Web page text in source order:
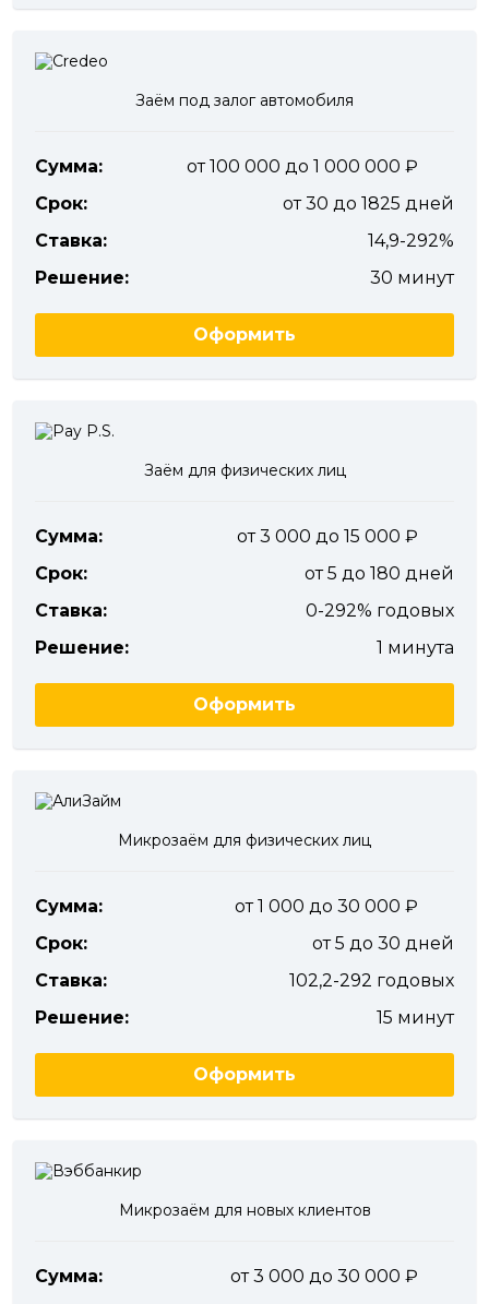
Заём под залог автомобиля
Сумма:
от 100 000 до 1 000 000
Срок:
от 30 до 1825 дней
Ставка:
14,9-292%
Решение:
30 минут
Оформить
Заём для физических лиц
Сумма:
от 3 000 до 15 000
Срок:
от 5 до 180 дней
Ставка:
0-292% годовых
Решение:
1 минута
Оформить
Микрозаём для физических лиц
Сумма:
от 1 000 до 30 000
Срок:
от 5 до 30 дней
Ставка:
102,2-292 годовых
Решение:
15 минут
Оформить
Микрозаём для новых клиентов
Сумма:
от 3 000 до 30 000